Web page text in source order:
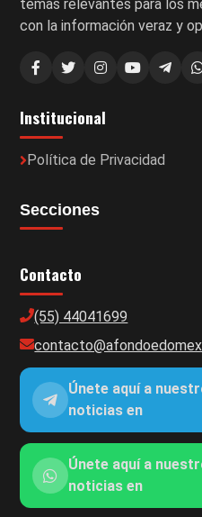
temas relevantes para los
con la información veraz y
Institucional
Política de Privacidad
Secciones
Contacto
(55) 44041699
Únete aquí a
noticias en
Únete aquí a
noticias en